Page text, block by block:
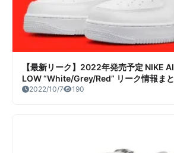
【最新リーク】2022年発売予定 NIKE
LOW “White/Grey/Red” リーク情報ま
2022/10/7 190